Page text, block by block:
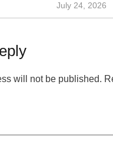
July 24, 2026
will not be published.